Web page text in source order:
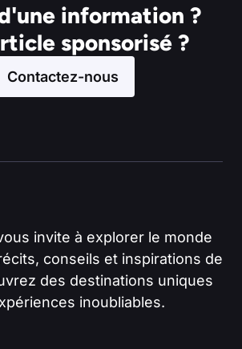
information ?
sponsorisé ?
Contactez-nous
invite à explorer le monde
conseils et inspirations de
des destinations uniques
inoubliables.